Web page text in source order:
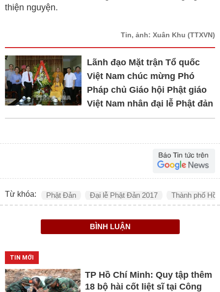
thiện nguyện.
Tin, ảnh: Xuân Khu (TTXVN)
Lãnh đạo Mặt trận Tổ quốc
Việt Nam chúc mừng Phó
Pháp chủ Giáo hội Phật giáo
Việt Nam nhân đại lễ Phật đản
Từ khóa: Phật Đản Đại lễ Phật Đản 2017 Thành phố Hồ
BÌNH LUẬN
TIN MỚI
TP Hồ Chí Minh: Quy tập thêm
18 bộ hài cốt liệt sĩ tại Công